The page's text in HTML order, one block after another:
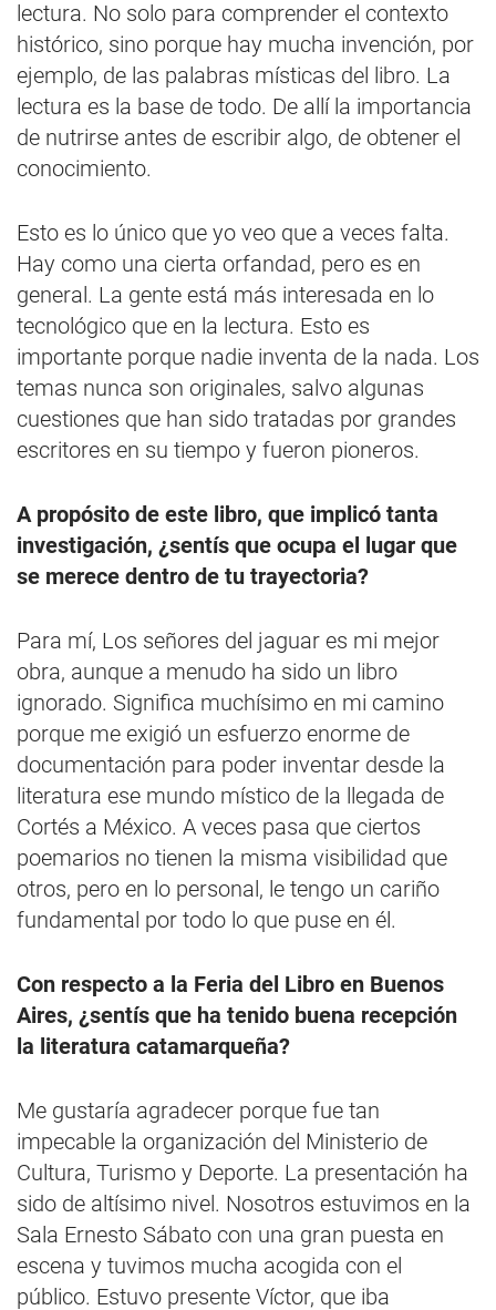
lectura. No solo para comprender el contexto
histórico, sino porque hay mucha invención, por
ejemplo, de las palabras místicas del libro. La
lectura es la base de todo. De allí la importancia
de nutrirse antes de escribir algo, de obtener el
conocimiento.
Esto es lo único que yo veo que a veces falta.
Hay como una cierta orfandad, pero es en
general. La gente está más interesada en lo
tecnológico que en la lectura. Esto es
importante porque nadie inventa de la nada. Los
temas nunca son originales, salvo algunas
cuestiones que han sido tratadas por grandes
escritores en su tiempo y fueron pioneros.
A propósito de este libro, que implicó tanta
investigación, ¿sentís que ocupa el lugar que
se merece dentro de tu trayectoria?
Para mí, Los señores del jaguar es mi mejor
obra, aunque a menudo ha sido un libro
ignorado. Significa muchísimo en mi camino
porque me exigió un esfuerzo enorme de
documentación para poder inventar desde la
literatura ese mundo místico de la llegada de
Cortés a México. A veces pasa que ciertos
poemarios no tienen la misma visibilidad que
otros, pero en lo personal, le tengo un cariño
fundamental por todo lo que puse en él.
Con respecto a la Feria del Libro en Buenos
Aires, ¿sentís que ha tenido buena recepción
la literatura catamarqueña?
Me gustaría agradecer porque fue tan
impecable la organización del Ministerio de
Cultura, Turismo y Deporte. La presentación ha
sido de altísimo nivel. Nosotros estuvimos en la
Sala Ernesto Sábato con una gran puesta en
escena y tuvimos mucha acogida con el
público. Estuvo presente Víctor, que iba